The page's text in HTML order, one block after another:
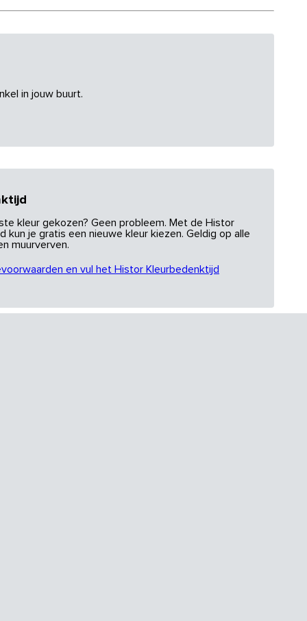
in jouw buurt.
kleur gekozen? Geen probleem. Met de Histor
kun je gratis een nieuwe kleur kiezen. Geldig op alle
muurverven.
en vul het Histor Kleurbedenktijd